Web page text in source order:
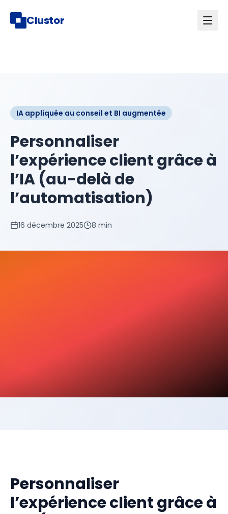
Clustor
IA appliquée au conseil et BI augmentée
Personnaliser
l’expérience client grâce à
l’IA (au-delà de
l’automatisation)
16 décembre 2025 8 min
Personnaliser
l’expérience client grâce à